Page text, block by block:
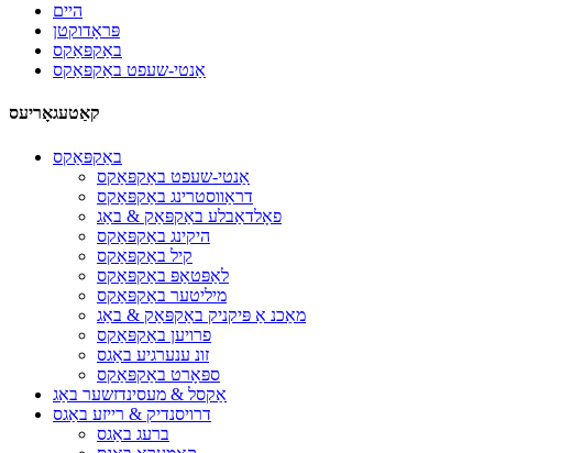
היים
פּראָדוקטן
באַקפּאַקס
אַנטי-שעפט באַקפּאַקס
קאַטעגאָריעס
באַקפּאַקס
אַנטי-שעפט באַקפּאַקס
דראַווסטרינג באַקפּאַקס
פאָלדאַבלע באַקפּאַק & באַג
היקינג באַקפּאַקס
קיל באַקפּאַקס
לאַפּטאַפּ באַקפּאַקס
מיליטער באַקפּאַקס
מאַכנ אַ פּיקניק באַקפּאַק & באַג
פרויען באַקפּאַקס
זונ ענערגיע באַגס
ספּאָרט באַקפּאַקס
אַקסל & מעסינדזשער באַג
דרויסנדיק & רייזע באַגס
ברעג באַגס